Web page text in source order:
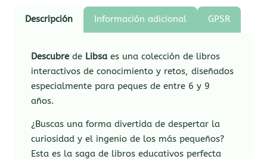
Descripción Información adicional GPSR
Descubrede Libsaes una colección de libros
interactivos de conocimiento y retos, diseñados
especialmente para peques de entre 6 y 9
años.
¿Buscas una forma divertida de despertar la
curiosidad y el ingenio de los más pequeños?
Esta es la saga de libros educativos perfecta